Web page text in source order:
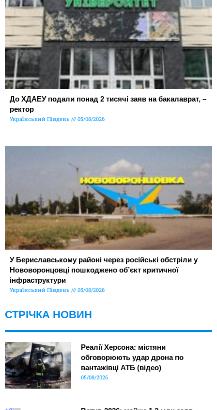
До ХДАЕУ подали понад 2 тисячі заяв на бакалаврат, –
ректор
Український Південь 05/08/2026
У Бериславському районі через російські обстріли у
Нововоронцовці пошкоджено об’єкт критичної
інфраструктури
Український Південь 05/08/2026
СТРІЧКА НОВИН
Реалії Херсона: містяни
обговорюють удар дрона по
вантажівці АТБ (відео)
05/08/2026